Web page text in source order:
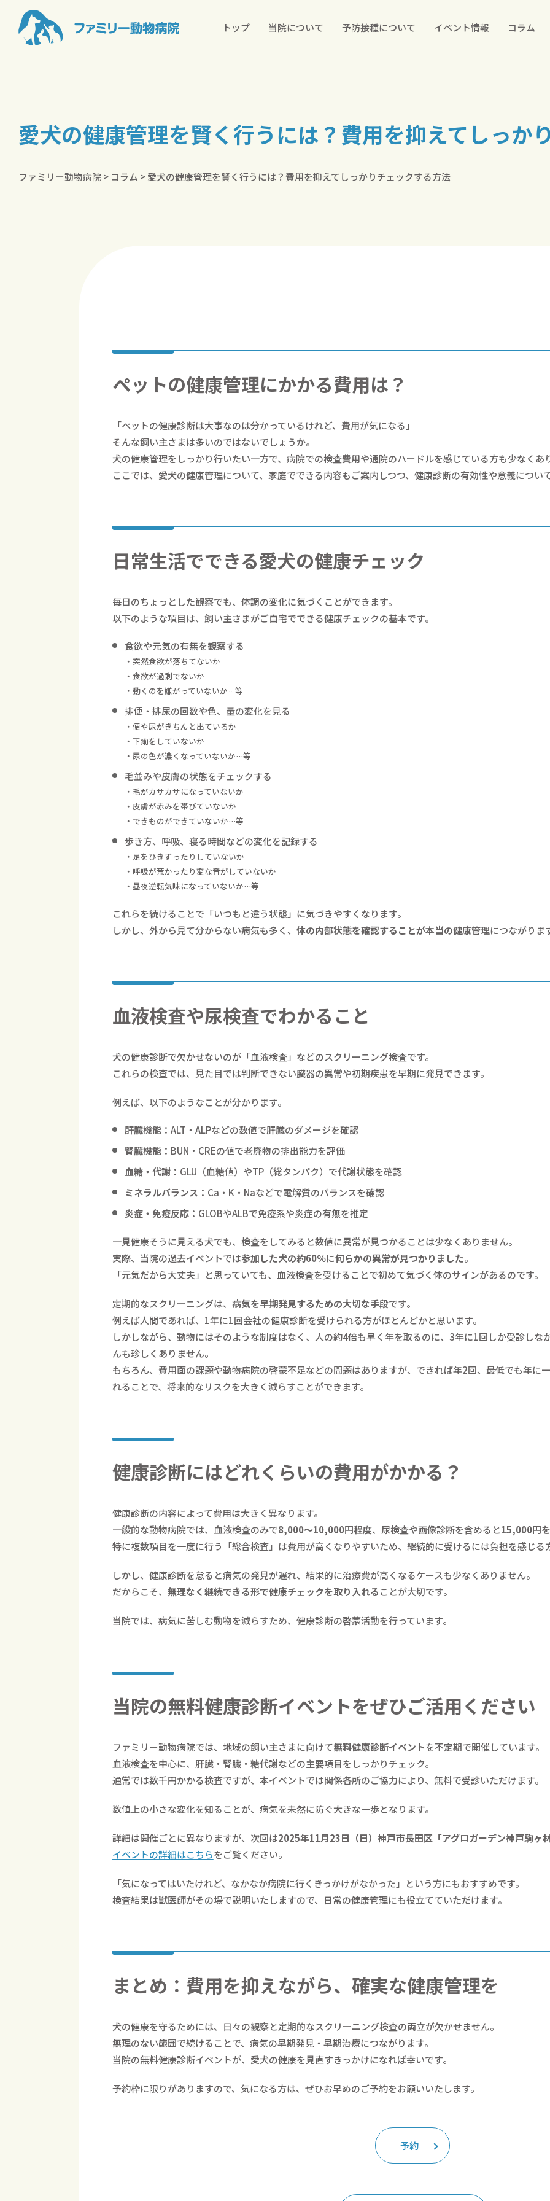
トップ 当院について 予防接種について イベント情報 コラム
愛犬の健康管理を賢く行うには？費用を抑えてしっか
ファミリー動物病院> コラム >愛犬の健康管理を賢く行うには？費用を抑えてしっかりチェックする方法
ペットの健康管理にかかる費用は？
「ペットの健康診断は大事なのは分かっているけれど、費用が気になる」
そんな飼い主さまは多いのではないでしょうか。
犬の健康管理をしっかり行いたい一方で、病院での検査費用や通院のハードルを感じている方も少なくあ
ここでは、愛犬の健康管理について、家庭でできる内容もご案内しつつ、健康診断の有効性や意義につい
日常生活でできる愛犬の健康チェック
毎日のちょっとした観察でも、体調の変化に気づくことができます。
以下のような項目は、飼い主さまがご自宅でできる健康チェックの基本です。
食欲や元気の有無を観察する
・突然食欲が落ちてないか
・食欲が過剰でないか
・動くのを嫌がっていないか…等
排便・排尿の回数や色、量の変化を見る
・便や尿がきちんと出ているか
・下痢をしていないか
・尿の色が濃くなっていないか…等
毛並みや皮膚の状態をチェックする
・毛がカサカサになっていないか
・皮膚が赤みを帯びていないか
・できものができていないか…等
歩き方、呼吸、寝る時間などの変化を記録する
・足をひきずったりしていないか
・呼吸が荒かったり変な音がしていないか
・昼夜逆転気味になっていないか…等
これらを続けることで「いつもと違う状態」に気づきやすくなります。
しかし、外から見て分からない病気も多く、 体の内部状態を確認することが本当の健康管理につながりま
血液検査や尿検査でわかること
犬の健康診断で欠かせないのが「血液検査」などのスクリーニング検査です。
これらの検査では、見た目では判断できない臓器の異常や初期疾患を早期に発見できます。
例えば、以下のようなことが分かります。
肝臓機能： ALT・ALPなどの数値で肝臓のダメージを確認
腎臓機能： BUN・CREの値で老廃物の排出能力を評価
血糖・代謝： GLU（血糖値）やTP（総タンパク）で代謝状態を確認
ミネラルバランス： Ca・K・Naなどで電解質のバランスを確認
炎症・免疫反応： GLOBやALBで免疫系や炎症の有無を推定
一見健康そうに見える犬でも、検査をしてみると数値に異常が見つかることは少なくありません。
実際、当院の過去イベントでは参加した犬の約60％に何らかの異常が見つかりました。
「元気だから大丈夫」と思っていても、血液検査を受けることで初めて気づく体のサインがあるのです。
定期的なスクリーニングは、 病気を早期発見するための大切な手段です。
例えば人間であれば、1年に1回会社の健康診断を受けられる方がほとんどかと思います。
しかしながら、動物にはそのような制度はなく、人の約4倍も早く年を取るのに、3年に1回しか受診しな
んも珍しくありません。
もちろん、費用面の課題や動物病院の啓蒙不足などの問題はありますが、できれば年2回、最低でも年に
れることで、将来的なリスクを大きく減らすことができます。
健康診断にはどれくらいの費用がかかる？
健康診断の内容によって費用は大きく異なります。
一般的な動物病院では、血液検査のみで8,000〜10,000円程度、尿検査や画像診断を含めると15,000円
特に複数項目を一度に行う「総合検査」は費用が高くなりやすいため、継続的に受けるには負担を感じる
しかし、健康診断を怠ると病気の発見が遅れ、結果的に治療費が高くなるケースも少なくありません。
だからこそ、 無理なく継続できる形で健康チェックを取り入れることが大切です。
当院では、病気に苦しむ動物を減らすため、健康診断の啓蒙活動を行っています。
当院の無料健康診断イベントをぜひご活用ください
ファミリー動物病院では、地域の飼い主さまに向けて無料健康診断イベントを不定期で開催しています。
血液検査を中心に、肝臓・腎臓・糖代謝などの主要項目をしっかりチェック。
通常では数千円かかる検査ですが、本イベントでは関係各所のご協力により、無料で受診いただけます。
数値上の小さな変化を知ることが、病気を未然に防ぐ大きな一歩となります。
詳細は開催ごとに異なりますが、次回は2025年11月23日（日）神戸市長田区「アグロガーデン神戸駒ヶ
イベントの詳細はこちらをご覧ください。
「気になってはいたけれど、なかなか病院に行くきっかけがなかった」という方にもおすすめです。
検査結果は獣医師がその場で説明いたしますので、日常の健康管理にも役立てていただけます。
まとめ：費用を抑えながら、確実な健康管理を
犬の健康を守るためには、日々の観察と定期的なスクリーニング検査の両立が欠かせません。
無理のない範囲で続けることで、病気の早期発見・早期治療につながります。
当院の無料健康診断イベントが、愛犬の健康を見直すきっかけになれば幸いです。
予約枠に限りがありますので、気になる方は、ぜひお早めのご予約をお願いいたします。
予約